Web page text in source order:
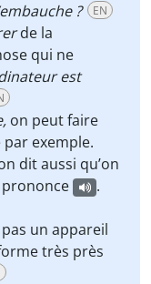
?
EN
de la
qui ne
est
on peut faire
exemple.
dit aussi qu’on
.
un appareil
très près